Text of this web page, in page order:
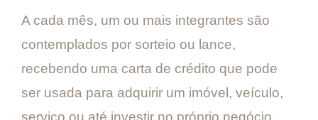
A cada mês, um ou mais integrantes são
contemplados por sorteio ou lance,
recebendo uma carta de crédito que pode
ser usada para adquirir um imóvel, veículo,
serviço ou até investir no próprio negócio.